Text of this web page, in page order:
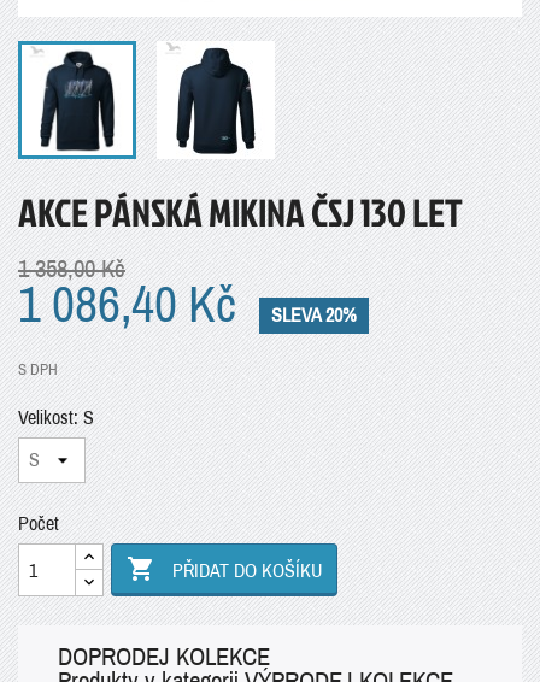
AKCE PÁNSKÁ MIKINA ČSJ 130 LET
1 358,00 Kč
1 086,40 Kč SLEVA 20%
S DPH
Velikost: S
Počet
 PŘIDAT DO KOŠÍKU
DOPRODEJ KOLEKCE